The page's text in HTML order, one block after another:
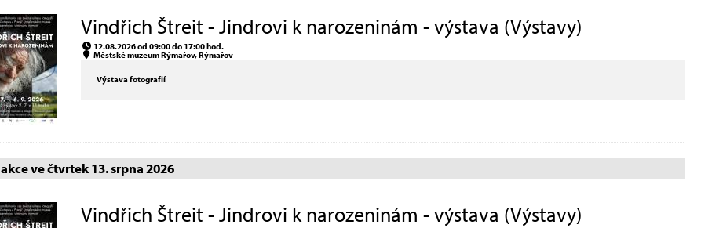
Vindřich Štreit - Jindrovi k narozeninám - výstava (Výstavy)
12.08.2026 od 09:00 do 17:00 hod.
Městské muzeum Rýmařov, Rýmařov
Výstava fotografií
akce ve čtvrtek 13. srpna 2026
Vindřich Štreit - Jindrovi k narozeninám - výstava (Výstavy)